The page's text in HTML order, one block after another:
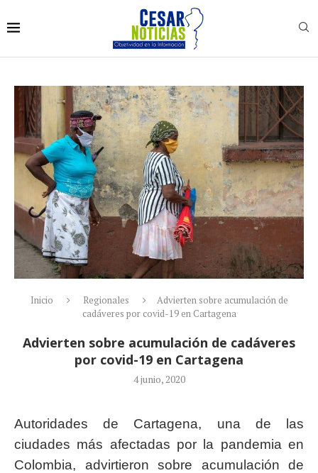
Inicio Regionales
Advierten sobre acumulación de
cadáveres por covid-19 en Cartagena
Advierten sobre acumulación de cadáveres
por covid-19 en Cartagena
4 junio, 2020
Autoridades de Cartagena, una de las
ciudades más afectadas por la pandemia en
Colombia, advirtieron sobre acumulación de